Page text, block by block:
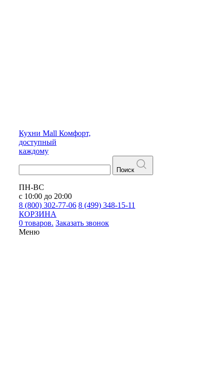
Кухни Mall Комфорт,
доступный
каждому
Поиск
ПН-ВС
с 10:00 до 20:00
8 (800) 302-77-06 8 (499) 348-15-11
КОРЗИНА
0 товаров. Заказать звонок
Меню